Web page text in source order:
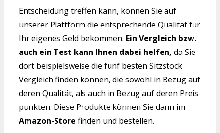
Entscheidung treffen kann, können Sie auf
unserer Plattform die entsprechende Qualität für
Ihr eigenes Geld bekommen. Ein Vergleich bzw.
auch ein Test kann Ihnen dabei helfen, da Sie
dort beispielsweise die fünf besten Sitzstock
Vergleich finden können, die sowohl in Bezug auf
deren Qualität, als auch in Bezug auf deren Preis
punkten. Diese Produkte können Sie dann im
Amazon-Store finden und bestellen.